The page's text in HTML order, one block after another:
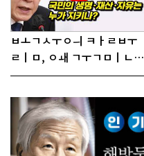
ㅂㅗㄱㅅㅜㅇㅢ ㅋㅏㄹㅂㅜ
ㄹㅣㅁ, ㅇㅙ ㄱㅜㄱㅁㅣㄴㄷ
ㅡㄹㅇㅣ ㄷㅏㅇㅎㅐㅇㅑ ㅎ